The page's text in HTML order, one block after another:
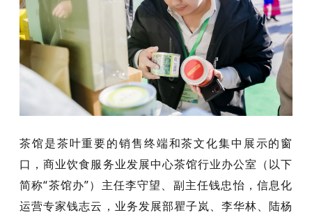
茶馆是茶叶重要的销售终端和茶文化集中展示的窗
口，商业饮食服务业发展中心茶馆行业办公室（以下
简称“茶馆办”）主任李守望、副主任钱忠怡，信息化
运营专家钱志云，业务发展部瞿子岚、李华林、陆杨